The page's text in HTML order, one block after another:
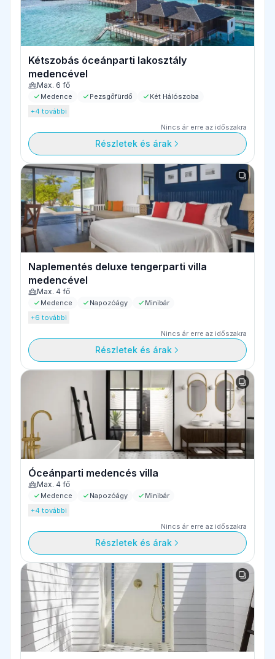
Kétszobás óceánparti lakosztály
medencével
Max. 6 fő
Medence Pezsgőfürdő
Két Hálószoba
+4 további
Nincs ár erre az időszakra
Részletek és árak
Naplementés deluxe tengerparti villa
medencével
Max. 4 fő
Medence Napozóágy
Minibár
+6 további
Nincs ár erre az időszakra
Részletek és árak
Óceánparti medencés villa
Max. 4 fő
Medence Napozóágy
Minibár
+4 további
Nincs ár erre az időszakra
Részletek és árak